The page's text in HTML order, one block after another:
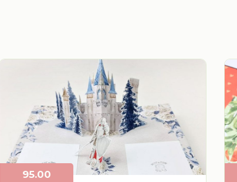
95.00